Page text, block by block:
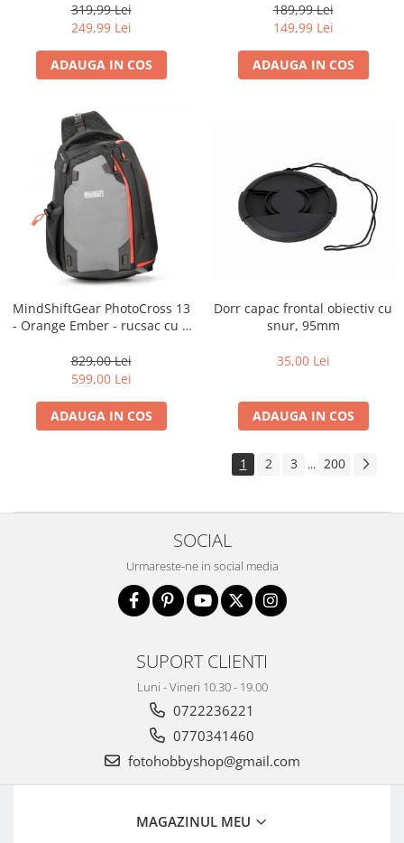
319,99 Lei
249,99 Lei
ADAUGA IN COS
189,99 Lei
149,99 Lei
ADAUGA IN COS
MindShiftGear PhotoCross 13
- Orange Ember - rucsac cu o
829,00 Lei
599,00 Lei
ADAUGA IN COS
Dorr capac frontal obiectiv cu
snur, 95mm
35,00 Lei
ADAUGA IN COS
1 2 3 ... 200
SOCIAL
Urmareste-ne in social media
SUPORT CLIENTI
Luni - Vineri 10.30 - 19.00
0722236221
0770341460
fotohobbyshop@gmail.com
MAGAZINUL MEU